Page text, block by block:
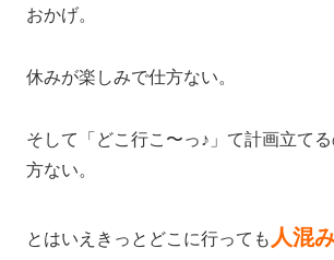
おかげ。
休みが楽しみで仕方ない。
そして「どこ行こ〜っ♪」て計画立て
方ない。
とはいえきっとどこに行っても 人混